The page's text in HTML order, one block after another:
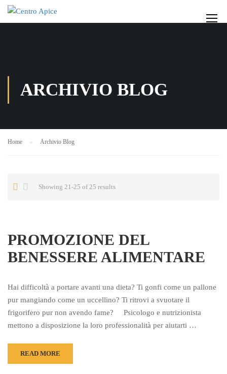
ARCHIVIO BLOG
Home Archivio Blog
Showing 21-25 of 25 results
PROMOZIONE DEL
BENESSERE ALIMENTARE
Hai difficoltà a portare avanti una dieta? Ti gonfi come un pallone
pur mangiando come un uccellino? Ti ritrovi a svuotare il
frigorifero pur non avendo fame? Psicologo e nutrizionista
mettono a disposizione la loro professionalità per aiutarti …
READ MORE